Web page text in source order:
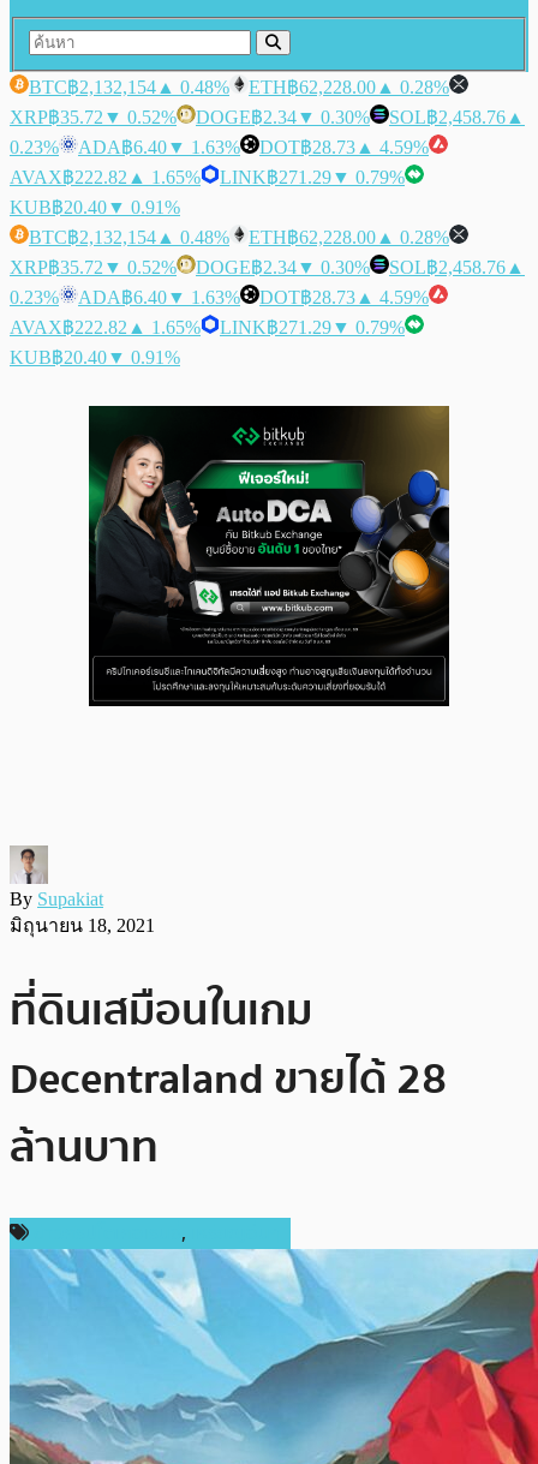
BTC฿2,132,154 ▲ 0.48% ETH฿62,228.00 ▲ 0.28%
XRP฿35.72 ▼ 0.52% DOGE฿2.34▼ 0.30% SOL฿2,458.76 ▲
0.23%
ADA฿6.40▼ 1.63% DOT฿28.73 ▲ 4.59%
AVAX฿222.82 ▲ 1.65% LINK฿271.29▼ 0.79%
KUB฿20.40▼ 0.91%
BTC฿2,132,154 ▲ 0.48% ETH฿62,228.00 ▲ 0.28%
XRP฿35.72 ▼ 0.52% DOGE฿2.34▼ 0.30% SOL฿2,458.76 ▲
0.23%
ADA฿6.40▼ 1.63% DOT฿28.73 ▲ 4.59%
AVAX฿222.82 ▲ 1.65% LINK฿271.29▼ 0.79%
KUB฿20.40▼ 0.91%
By Supakiat
มิถุนายน 18, 2021
ที่ดินเสมือนในเกม
Decentraland ขายได้ 28
ล้านบาท
,